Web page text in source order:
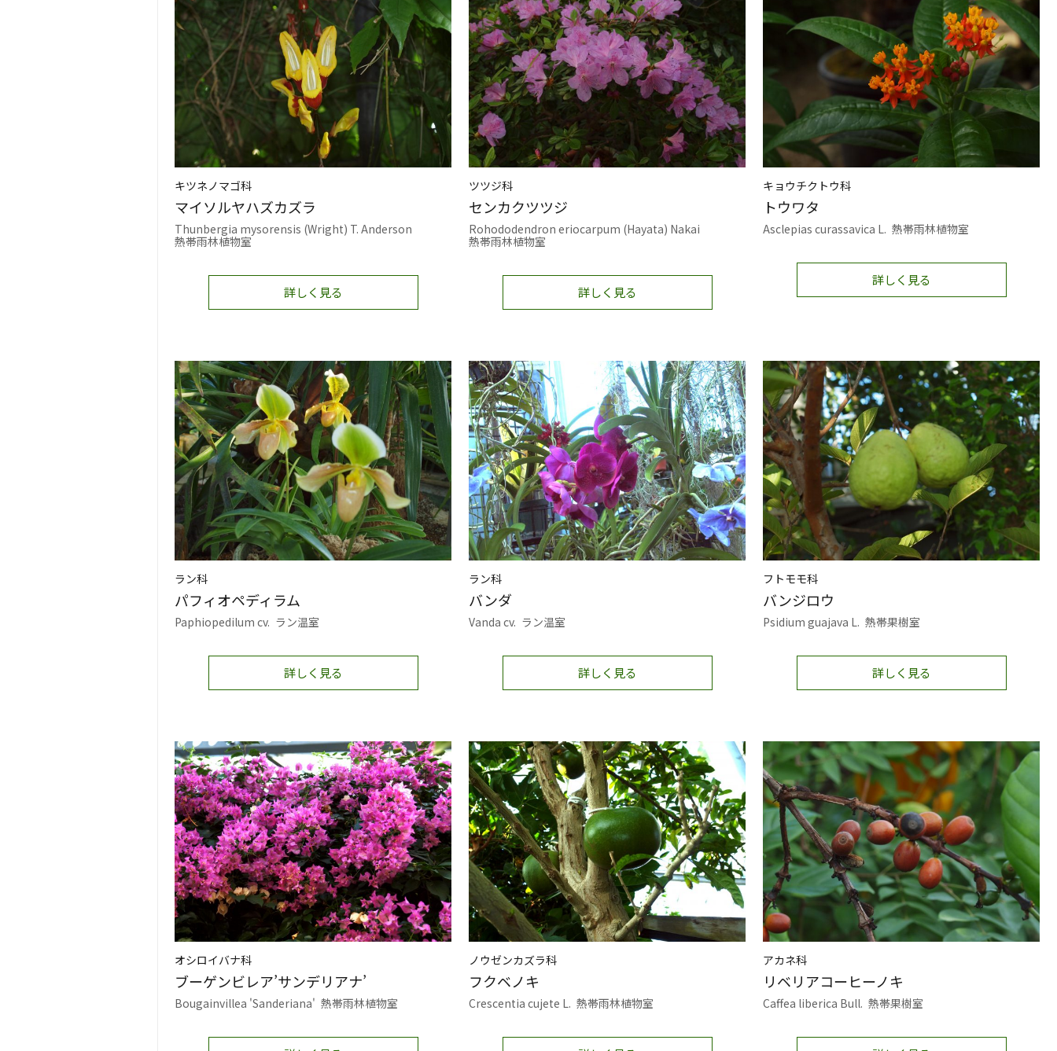
キツネノマゴ科
マイソルヤハズカズラ
Thunbergia mysorensis (Wright) T. Anderson
熱帯雨林植物室
詳しく見る
ツツジ科
センカクツツジ
Rohododendron eriocarpum (Hayata) Nakai
熱帯雨林植物室
詳しく見る
キョウチクトウ科
トウワタ
Asclepias curassavica L. 熱帯雨林植物室
詳しく見る
ラン科
パフィオペディラム
Paphiopedilum cv. ラン温室
詳しく見る
ラン科
バンダ
Vanda cv. ラン温室
詳しく見る
フトモモ科
バンジロウ
Psidium guajava L. 熱帯果樹室
詳しく見る
オシロイバナ科
ブーゲンビレア’サンデリアナ’
Bougainvillea 'Sanderiana' 熱帯雨林植物室
ノウゼンカズラ科
フクベノキ
Crescentia cujete L. 熱帯雨林植物室
アカネ科
リベリアコーヒーノキ
Caffea liberica Bull. 熱帯果樹室